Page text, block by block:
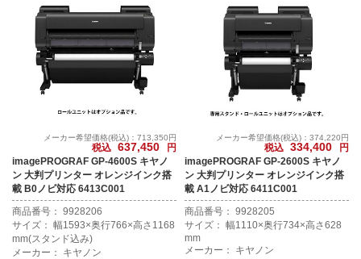
メーカー希望価格(税込)：713,350円
税込 637,450
円
imagePROGRAF GP-4600S キヤノ
ン 大判プリンター オレンジインク搭
載 B0ノビ対応 6413C001
商品番号： 9928206
サイズ： 幅1593×奥行766×高さ1168
mm(スタンド込み)
メーカー： キヤノン
メーカー希望価格(税込)：374,220円
税込 334,400
円
imagePROGRAF GP-2600S キヤノ
ン 大判プリンター オレンジインク搭
載 A1ノビ対応 6411C001
商品番号： 9928205
サイズ： 幅1110×奥行734×高さ628
mm
メーカー： キヤノン